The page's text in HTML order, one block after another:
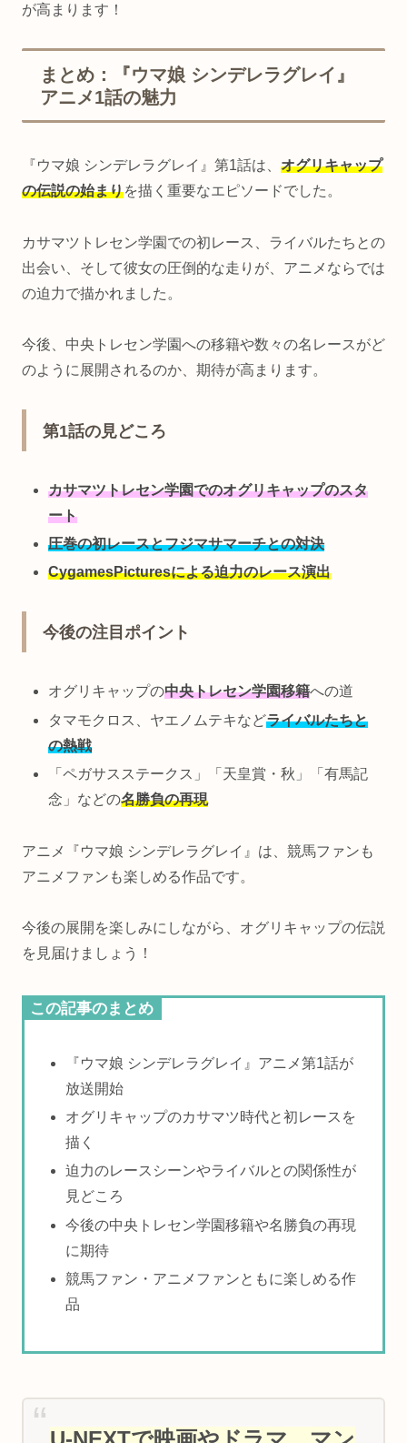
が高まります！
まとめ：『ウマ娘 シンデレラグレイ』
アニメ1話の魅力
『ウマ娘 シンデレラグレイ』第1話は、 オグリキャップ
の伝説の始まりを描く重要なエピソードでした。
カサマツトレセン学園での初レース、ライバルたちとの
出会い、そして彼女の圧倒的な走りが、アニメならでは
の迫力で描かれました。
今後、中央トレセン学園への移籍や数々の名レースがど
のように展開されるのか、期待が高まります。
第1話の見どころ
カサマツトレセン学園でのオグリキャップのスタ
ート
圧巻の初レースとフジマサマーチとの対決
CygamesPicturesによる迫力のレース演出
今後の注目ポイント
オグリキャップの中央トレセン学園移籍への道
タマモクロス、ヤエノムテキなどライバルたちと
の熱戦
「ペガサスステークス」「天皇賞・秋」「有馬記
念」などの名勝負の再現
アニメ『ウマ娘 シンデレラグレイ』は、競馬ファンも
アニメファンも楽しめる作品です。
今後の展開を楽しみにしながら、オグリキャップの伝説
を見届けましょう！
この記事のまとめ
『ウマ娘 シンデレラグレイ』アニメ第1話が
放送開始
オグリキャップのカサマツ時代と初レースを
描く
迫力のレースシーンやライバルとの関係性が
見どころ
今後の中央トレセン学園移籍や名勝負の再現
に期待
競馬ファン・アニメファンともに楽しめる作
品